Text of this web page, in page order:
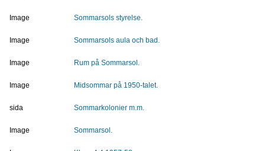
Image Sommarsols styrelse.
Image Sommarsols aula och bad.
Image Rum på Sommarsol.
Image Midsommar på 1950-talet.
sida Sommarkolonier m.m.
Image Sommarsol.